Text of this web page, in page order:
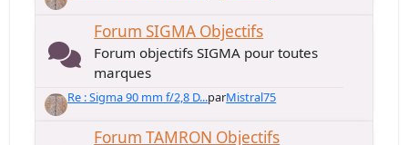
Forum SIGMA Objectifs
Forum objectifs SIGMA pour toutes
marques
Re : Sigma 90 mm f/2,8 D...parMistral75
Forum TAMRON Objectifs